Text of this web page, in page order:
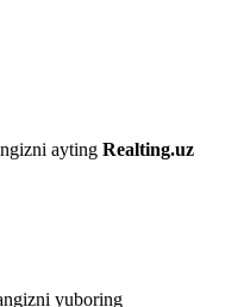
ayting Realting.uz
yuboring